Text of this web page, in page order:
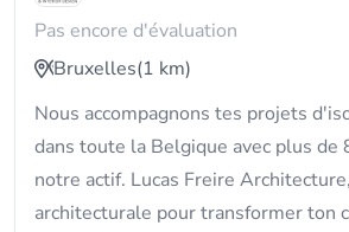
Pas encore d'évaluation
Bruxelles(1 km)
Nous accompagnons tes projets
dans toute la Belgique avec plus de
notre actif. Lucas Freire
architecturale pour transformer ton